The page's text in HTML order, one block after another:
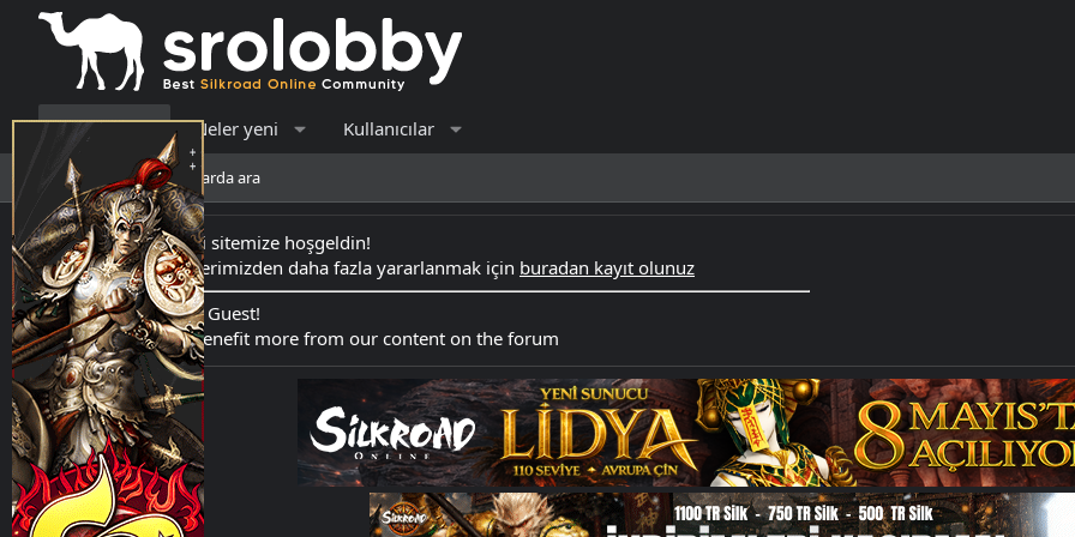
Forumlar Neler yeni Kullanıcılar
Yeni mesajlar Forumlarda ara
Merhaba Ziyaretçi sitemize hoşgeldin!
Forumdaki içeriklerimizden daha fazla yararlanmak için buradan kayıt olunuz
Hello Welcome to Guest!
Register hereto benefit more from our content on the forum